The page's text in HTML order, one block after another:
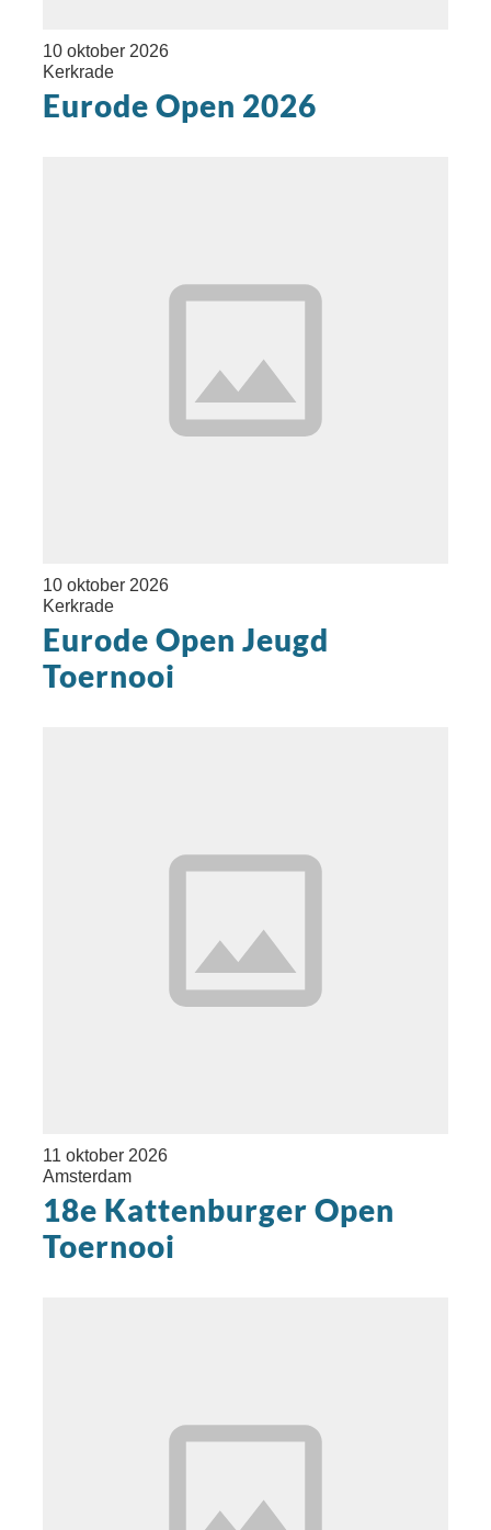
10 oktober 2026
Kerkrade
Eurode Open 2026
10 oktober 2026
Kerkrade
Eurode Open Jeugd
Toernooi
11 oktober 2026
Amsterdam
18e Kattenburger Open
Toernooi